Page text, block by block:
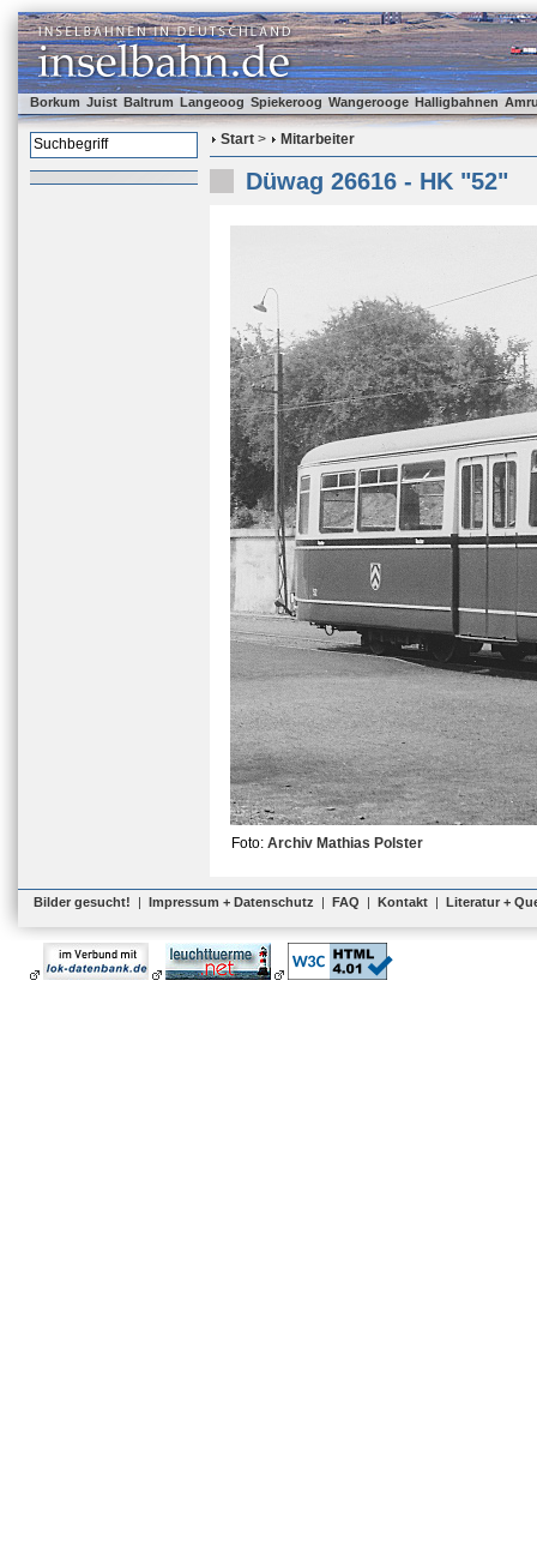
Borkum Juist Baltrum Langeoog Spiekeroog Wangerooge Halligbahnen
Start > Mitarbeiter
Düwag 26616 - HK "52"
Foto: Archiv Mathias Polster
Bilder gesucht! | Impressum + Datenschutz | FAQ | Kontakt | Literatur +